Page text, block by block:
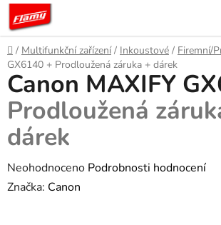
Přejít
obsah
Domů
/ Multifunkční zařízení / Inkoustové / Firemní/
GX6140 + Prodloužená záruka + dárek
Canon MAXIFY
Prodloužená
dárek
Průměrné
hodnocení
Neohodnoceno Podrobnosti hodnocení
Značka: Canon